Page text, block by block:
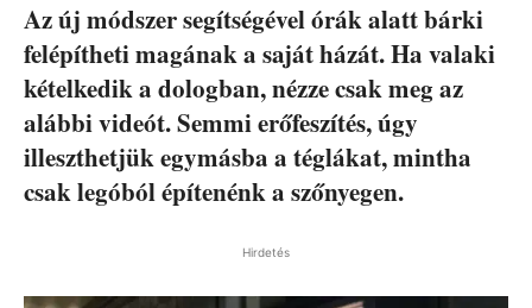
Az új módszer segítségével órák alatt bárki
felépítheti magának a saját házát. Ha valaki
kételkedik a dologban, nézze csak meg az
alábbi videót. Semmi erőfeszítés, úgy
illeszthetjük egymásba a téglákat, mintha
csak legóból építenénk a szőnyegen.
Hirdetés